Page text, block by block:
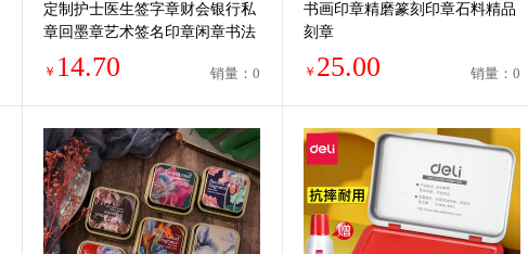
定制护士医生签字章财会银行私
章回墨章艺术签名印章闲章书法
篆刻自动按压印章
￥ 14.70 销量：0
书画印章精磨篆刻印章石料精品
刻章
￥ 25.00 销量：0